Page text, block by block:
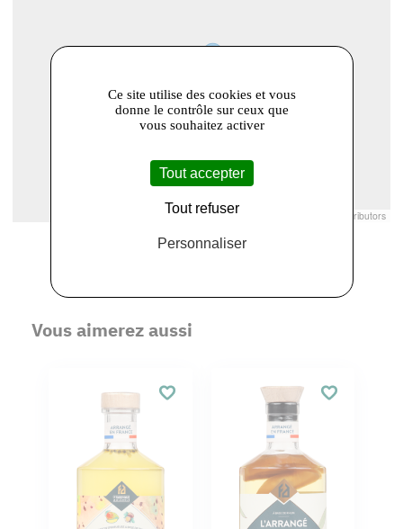
© Openstreetmap France | © contributors
Vous aimerez aussi
Ce site utilise des cookies et vous
donne le contrôle sur ceux que
vous souhaitez activer
Tout accepter
Tout refuser
Personnaliser